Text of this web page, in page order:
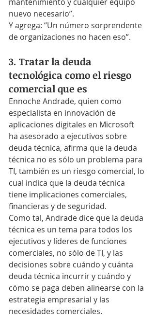
nuevo necesario”.
Y agrega: “Un número sorprendente
de organizaciones no hacen eso”.
3. Tratar la deuda
tecnológica como el riesgo
comercial que es
Ennoche Andrade, quien como
especialista en innovación de
aplicaciones digitales en Microsoft
ha asesorado a ejecutivos sobre
deuda técnica, afirma que la deuda
técnica no es sólo un problema para
TI, también es un riesgo comercial, lo
cual indica que la deuda técnica
tiene implicaciones comerciales,
financieras y de seguridad.
Como tal, Andrade dice que la deuda
técnica es un tema para todos los
ejecutivos y líderes de funciones
comerciales, no sólo de TI, y las
decisiones sobre cuándo y cuánta
deuda técnica incurrir y cuándo y
cómo se paga deben alinearse con la
estrategia empresarial y las
necesidades comerciales.